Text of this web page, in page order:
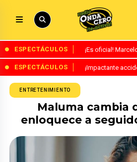
ESPECTÁCULOS ¡Es oficial!
ESPECTÁCULOS ¡Impactante
ENTRETENIMIENTO
Maluma cambia
enloquece a